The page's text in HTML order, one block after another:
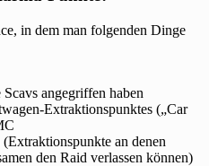
in dem man folgenden Dinge
angegriffen haben
Extraktionspunktes („Car
an denen
den Raid verlassen können)